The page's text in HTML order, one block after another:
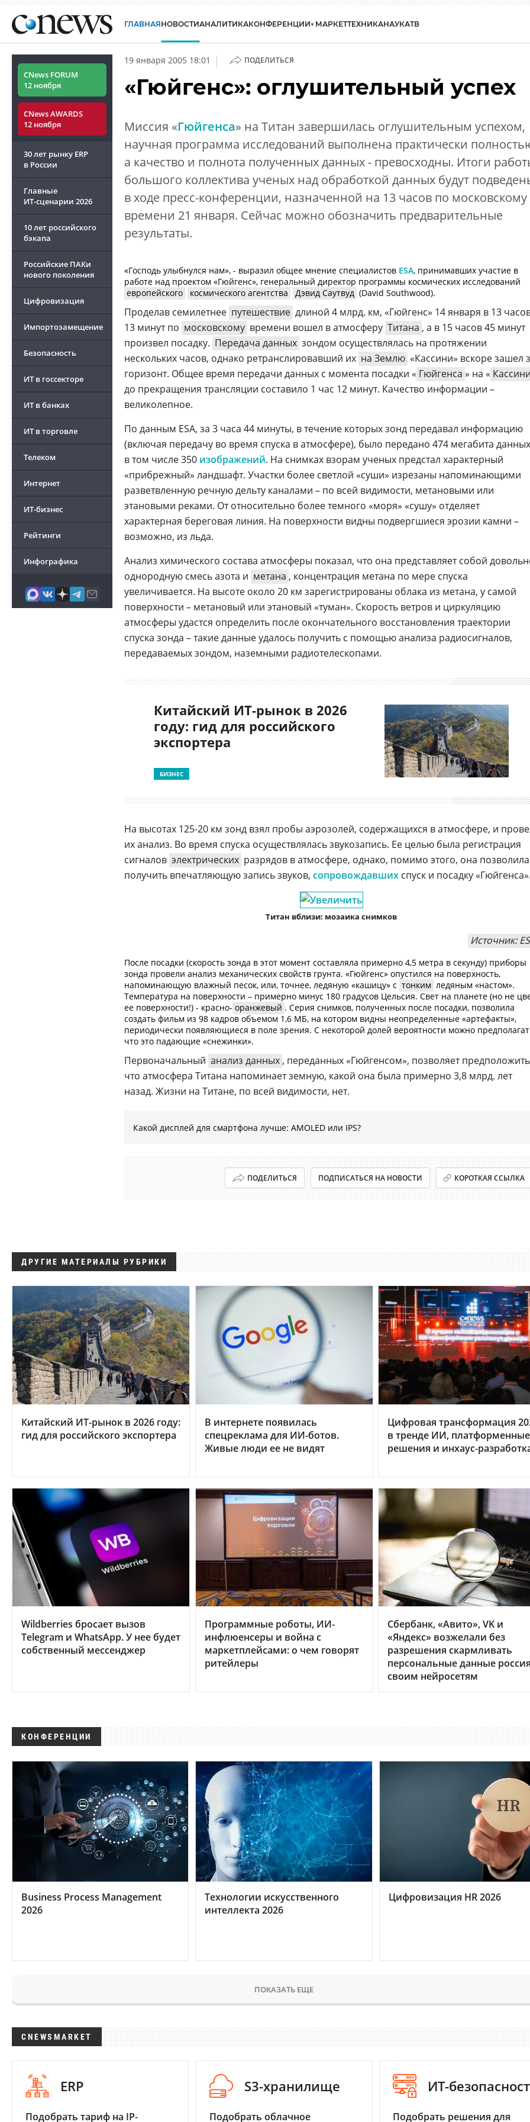
ГЛАВНАЯНОВОСТИАНАЛИТИКАКОНФЕРЕНЦИИ МАРКЕТТЕХНИКАНАУКАТВ
CNews FORUM
12 ноября
CNews AWARDS
12 ноября
30 лет рынку ERP
в России
Главные
ИТ-сценарии 2026
10 лет российского
бэкапа
Российские ПАКи
нового поколения
Цифровизация
Импортозамещение
Безопасность
ИТ в госсекторе
ИТ в банках
ИТ в торговле
Телеком
Интернет
ИТ-бизнес
Рейтинги
Инфографика
19 января 2005 18:01 | ПОДЕЛИТЬСЯ
«Гюйгенс»: оглушительный успех
Миссия «Гюйгенса» на Титан завершилась оглушительным успехом,
научная программа исследований выполнена практически
а качество и полнота полученных данных - превосходны. Итоги
большого коллектива ученых над обработкой данных будут
в ходе пресс-конференции, назначенной на 13 часов по московскому
времени 21 января. Сейчас можно обозначить предварительные
результаты.
«Господь улыбнулся нам», - выразил общее мнение специалистов ESA, принимавших участие в
работе над проектом «Гюйгенс», генеральный директор программы космических исследований
европейского
космического агентства Дэвид Саутвуд (David Southwood).
Проделав семилетнее путешествие длиной 4 млрд. км, «Гюйгенс» 14 января в 13
13 минут по московскому времени вошел в атмосферу Титана , а в 15 часов 45 минут
произвел посадку. Передача данных зондом осуществлялась на протяжении
нескольких часов, однако ретранслировавший их на Землю «Кассини» вскоре зашел
горизонт. Общее время передачи данных с момента посадки « Гюйгенса » на «
до прекращения трансляции составило 1 час 12 минут. Качество информации –
великолепное.
По данным ESA, за 3 часа 44 минуты, в течение которых зонд передавал информацию
(включая передачу во время спуска в атмосфере), было передано 474 мегабита
в том числе 350 изображений. На снимках взорам ученых предстал характерный
«прибрежный» ландшафт. Участки более светлой «суши» изрезаны напоминающими
разветвленную речную дельту каналами – по всей видимости, метановыми или
этановыми реками. От относительно более темного «моря» «сушу» отделяет
характерная береговая линия. На поверхности видны подвергшиеся эрозии камни –
возможно, из льда.
Анализ химического состава атмосферы показал, что она представляет собой
однородную смесь азота и метана , концентрация метана по мере спуска
увеличивается. На высоте около 20 км зарегистрированы облака из метана, у самой
поверхности – метановый или этановый «туман». Скорость ветров и циркуляцию
атмосферы удастся определить после окончательного восстановления траектории
спуска зонда – такие данные удалось получить с помощью анализа радиосигналов,
передаваемых зондом, наземными радиотелескопами.
Китайский ИТ-рынок в 2026
году: гид для российского
экспортера
БИЗНЕС
На высотах 125-20 км зонд взял пробы аэрозолей, содержащихся в атмосфере, и
их анализ. Во время спуска осуществлялась звукозапись. Ее целью была регистрация
сигналов электрических разрядов в атмосфере, однако, помимо этого, она позволила
получить впечатляющую запись звуков, сопровождавших спуск и посадку
Титан вблизи: мозаика снимков
Источник:
После посадки (скорость зонда в этот момент составляла примерно 4,5 метра в секунду) приборы
зонда провели анализ механических свойств грунта. «Гюйгенс» опустился на поверхность,
напоминающую влажный песок, или, точнее, ледяную «кашицу» с тонким ледяным «настом».
Температура на поверхности – примерно минус 180 градусов Цельсия. Свет на планете (но не
ее поверхности!) - красно- оранжевый . Серия снимков, полученных после посадки, позволила
создать фильм из 98 кадров объемом 1,6 МБ, на котором видны неопределенные «артефакты»,
периодически появляющиеся в поле зрения. С некоторой долей вероятности можно
что это падающие «снежинки».
Первоначальный анализ данных , переданных «Гюйгенсом», позволяет
что атмосфера Титана напоминает земную, какой она была примерно 3,8 млрд. лет
назад. Жизни на Титане, по всей видимости, нет.
Какой дисплей для смартфона лучше: AMOLED или IPS?
ПОДЕЛИТЬСЯ ПОДПИСАТЬСЯ НА НОВОСТИ КОРОТКАЯ ССЫЛКА
ДРУГИЕ МАТЕРИАЛЫ РУБРИКИ
Китайский ИТ-рынок в 2026 году:
гид для российского экспортера
В интернете появилась
спецреклама для ИИ-ботов.
Живые люди ее не видят
Цифровая трансформация
в тренде ИИ, платформенные
решения и инхаус-
Wildberries бросает вызов
Telegram и WhatsApp. У нее будет
собственный мессенджер
Программные роботы, ИИ-
инфлюенсеры и война с
маркетплейсами: о чем говорят
ритейлеры
Сбербанк, «Авито», VK и
«Яндекс» возжелали без
разрешения скармливать
персональные данные
своим нейросетям
КОНФЕРЕНЦИИ
Business Process Management
2026
Технологии искусственного
интеллекта 2026
Цифровизация HR 2026
ПОКАЗАТЬ ЕЩЕ
CNEWSMARKET
ERP
Подобрать тариф на IP-
S3-хранилище
Подобрать облачное
ИТ-
Подобрать решения для